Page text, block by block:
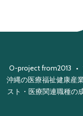
O-project from2013 •
沖縄の医療福祉健康産
スト・医療関連職種の